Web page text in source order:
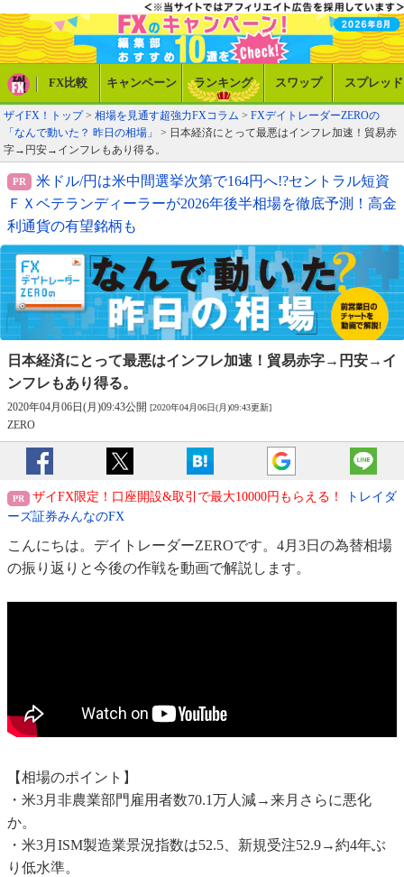
FX比較 キャンペーン ランキング スワップ スプレッド
ザイFX！トップ> 相場を見通す超強力FXコラム > FXデイトレーダーZEROの
「なんで動いた？ 昨日の相場」
> 日本経済にとって最悪はインフレ加速！貿易赤
字→円安→インフレもあり得る。
米ドル/円は米中間選挙次第で164円へ!?セントラル短資
ＦＸベテランディーラーが2026年後半相場を徹底予測！高金
利通貨の有望銘柄も
日本経済にとって最悪はインフレ加速！ 貿易赤字→円安→イ
ンフレもあり得る。
2020年04月06日(月)09:43公開 [2020年04月06日(月)09:43更新]
ZERO
ザイFX限定！口座開設&取引で最大10000円もらえる！
トレイダ
ーズ証券みんなのFX
こんにちは。デイトレーダーZEROです。4月3日の為替相場
の振り返りと今後の作戦を動画で解説します。
【相場のポイント】
・米3月非農業部門雇用者数70.1万人減→来月さらに悪化
か。
・米3月ISM製造業景況指数は52.5、新規受注52.9→約4年ぶ
り低水準。